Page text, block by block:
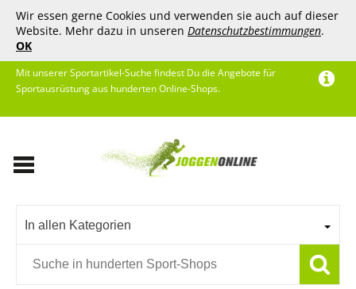
Wir essen gerne Cookies und verwenden sie auch auf dieser
Website. Mehr dazu in unseren Datenschutzbestimmungen.
OK
Mit unserer Sportartikel-Suche findest Du die Angebote für
Sportausrüstung aus hunderten Online-Shops.
In allen Kategorien